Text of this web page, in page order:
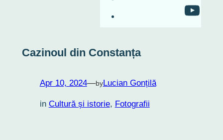
RO-mondo's
Cazinoul din Constanța
Apr 10, 2024—byLucian Gonțilă
in Cultură și istorie, Fotografii